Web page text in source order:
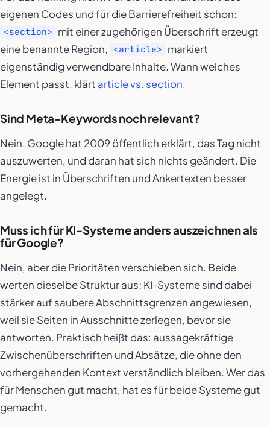
eigenen Codes und für die Barrierefreiheit schon:
<section> mit einer zugehörigen Überschrift erzeugt
eine benannte Region,
<article> markiert
eigenständig verwendbare Inhalte. Wann welches
Element passt, klärt article vs. section.
Sind Meta-Keywords noch relevant?
Nein. Google hat 2009 öffentlich erklärt, das Tag nicht
auszuwerten, und daran hat sich nichts geändert. Die
Energie ist in Überschriften und Ankertexten besser
angelegt.
Muss ich für KI-Systeme anders auszeichnen als
für Google?
Nein, aber die Prioritäten verschieben sich. Beide
werten dieselbe Struktur aus; KI-Systeme sind dabei
stärker auf saubere Abschnittsgrenzen angewiesen,
weil sie Seiten in Ausschnitte zerlegen, bevor sie
antworten. Praktisch heißt das: aussagekräftige
Zwischenüberschriften und Absätze, die ohne den
vorhergehenden Kontext verständlich bleiben. Wer das
für Menschen gut macht, hat es für beide Systeme gut
gemacht.